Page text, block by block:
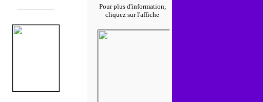
------------------
Pour plus d'information,
cliquez sur l'affiche